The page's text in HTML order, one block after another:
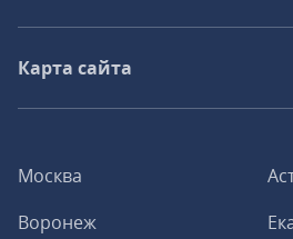
Москва
Воронеж
Карта сайта